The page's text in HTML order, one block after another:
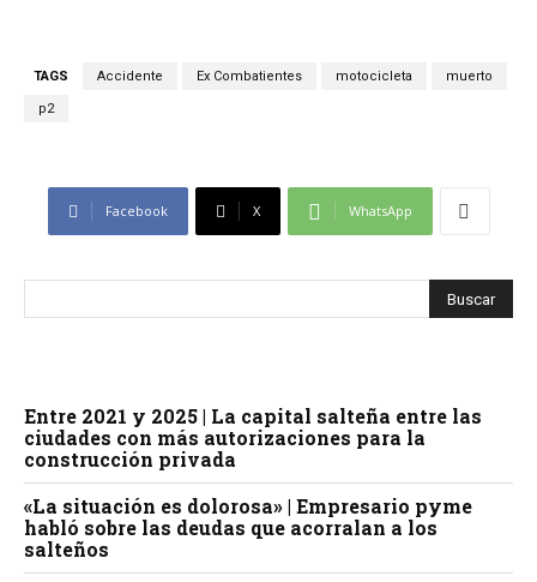
TAGS Accidente Ex Combatientes motocicleta muerto
p2
Facebook X WhatsApp
Entre 2021 y 2025 | La capital salteña entre las
ciudades con más autorizaciones para la
construcción privada
«La situación es dolorosa» | Empresario pyme
habló sobre las deudas que acorralan a los
salteños